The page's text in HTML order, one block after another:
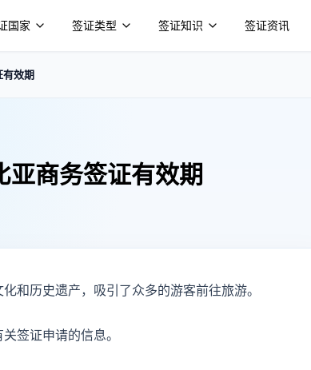
国家 签证类型 签证知识 签证资讯
有效期
亚商务签证有效期
和历史遗产，吸引了众多的游客前往旅游。
签证申请的信息。